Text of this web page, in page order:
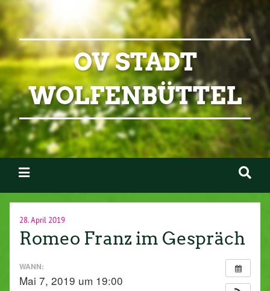
OV STADT
WOLFENBÜTTEL
28. April 2019
Romeo Franz im Gespräch
WANN:
Mai 7, 2019 um 19:00